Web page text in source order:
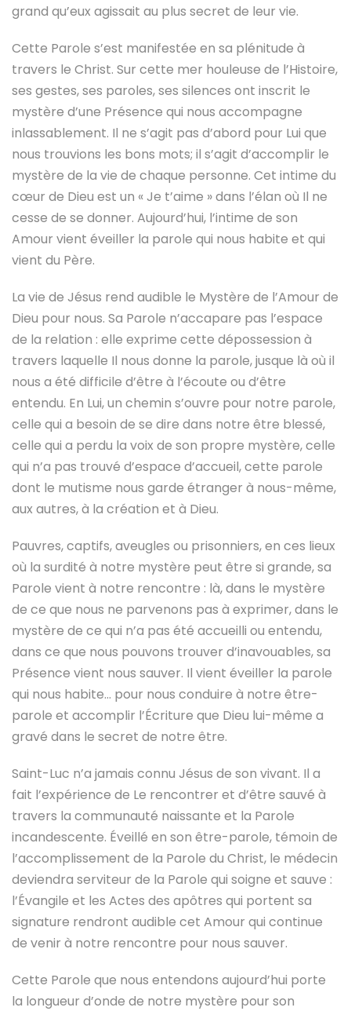
grand qu’eux agissait au plus secret de leur vie.
Cette Parole s’est manifestée en sa plénitude à
travers le Christ. Sur cette mer houleuse de l’Histoire,
ses gestes, ses paroles, ses silences ont inscrit le
mystère d’une Présence qui nous accompagne
inlassablement. Il ne s’agit pas d’abord pour Lui que
nous trouvions les bons mots; il s’agit d’accomplir le
mystère de la vie de chaque personne. Cet intime du
cœur de Dieu est un « Je t’aime » dans l’élan où Il ne
cesse de se donner. Aujourd’hui, l’intime de son
Amour vient éveiller la parole qui nous habite et qui
vient du Père.
La vie de Jésus rend audible le Mystère de l’Amour de
Dieu pour nous. Sa Parole n’accapare pas l’espace
de la relation : elle exprime cette dépossession à
travers laquelle Il nous donne la parole, jusque là où il
nous a été difficile d’être à l’écoute ou d’être
entendu. En Lui, un chemin s’ouvre pour notre parole,
celle qui a besoin de se dire dans notre être blessé,
celle qui a perdu la voix de son propre mystère, celle
qui n’a pas trouvé d’espace d’accueil, cette parole
dont le mutisme nous garde étranger à nous-même,
aux autres, à la création et à Dieu.
Pauvres, captifs, aveugles ou prisonniers, en ces lieux
où la surdité à notre mystère peut être si grande, sa
Parole vient à notre rencontre : là, dans le mystère
de ce que nous ne parvenons pas à exprimer, dans le
mystère de ce qui n’a pas été accueilli ou entendu,
dans ce que nous pouvons trouver d’inavouables, sa
Présence vient nous sauver. Il vient éveiller la parole
qui nous habite… pour nous conduire à notre être-
parole et accomplir l’Écriture que Dieu lui-même a
gravé dans le secret de notre être.
Saint-Luc n’a jamais connu Jésus de son vivant. Il a
fait l’expérience de Le rencontrer et d’être sauvé à
travers la communauté naissante et la Parole
incandescente. Éveillé en son être-parole, témoin de
l’accomplissement de la Parole du Christ, le médecin
deviendra serviteur de la Parole qui soigne et sauve :
l’Évangile et les Actes des apôtres qui portent sa
signature rendront audible cet Amour qui continue
de venir à notre rencontre pour nous sauver.
Cette Parole que nous entendons aujourd’hui porte
la longueur d’onde de notre mystère pour son